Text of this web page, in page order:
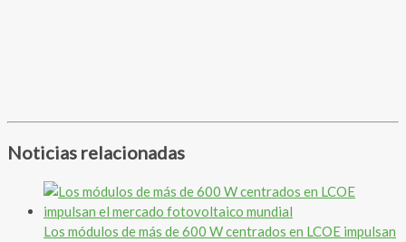
Noticias relacionadas
Los módulos de más de 600 W centrados en LCOE impulsan